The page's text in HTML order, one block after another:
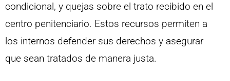
condicional, y quejas sobre el trato recibido en el
centro penitenciario. Estos recursos permiten a
los internos defender sus derechos y asegurar
que sean tratados de manera justa.